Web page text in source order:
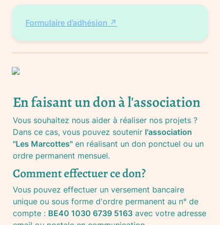
Formulaire d’adhésion ↗️
En faisant un don à l'association
Vous souhaitez nous aider à réaliser nos projets ?
Dans ce cas, vous pouvez soutenir l'association
"Les Marcottes" en réalisant un don ponctuel ou un
ordre permanent mensuel.
Comment effectuer ce don?
Vous pouvez effectuer un versement bancaire
unique ou sous forme d'ordre permanent au n° de
compte : BE40 1030 6739 5163 avec votre adresse